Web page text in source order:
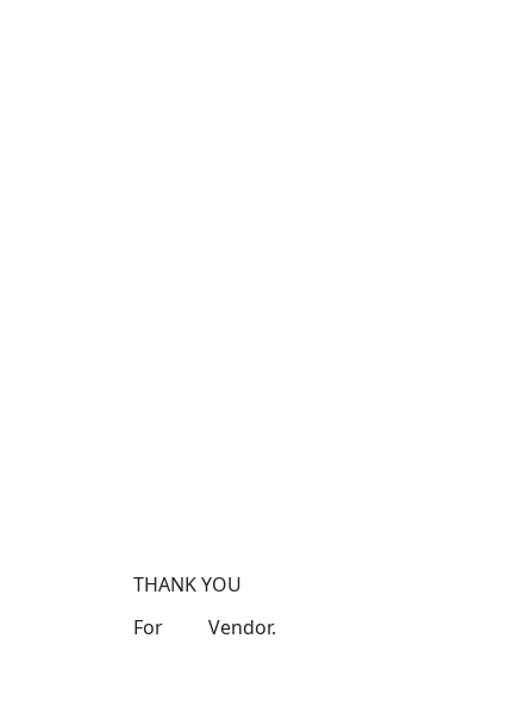
THANK YOU
For
Vendor.